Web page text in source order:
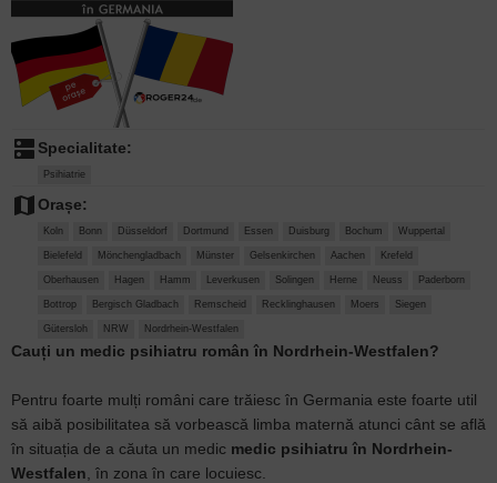
dns Specialitate:
Psihiatrie
map Orașe:
Koln Bonn Düsseldorf Dortmund Essen Duisburg Bochum Wuppertal
Bielefeld Mönchengladbach Münster Gelsenkirchen Aachen Krefeld
Oberhausen Hagen Hamm Leverkusen Solingen Herne Neuss Paderborn
Bottrop Bergisch Gladbach Remscheid Recklinghausen Moers Siegen
Gütersloh NRW Nordrhein-Westfalen
Cauți un medic psihiatru român în Nordrhein-Westfalen?
Pentru foarte mulți români care trăiesc în Germania este foarte util
să aibă posibilitatea să vorbească limba maternă atunci cânt se află
în situația de a căuta un medic medic psihiatru în Nordrhein-
Westfalen , în zona în care locuiesc.